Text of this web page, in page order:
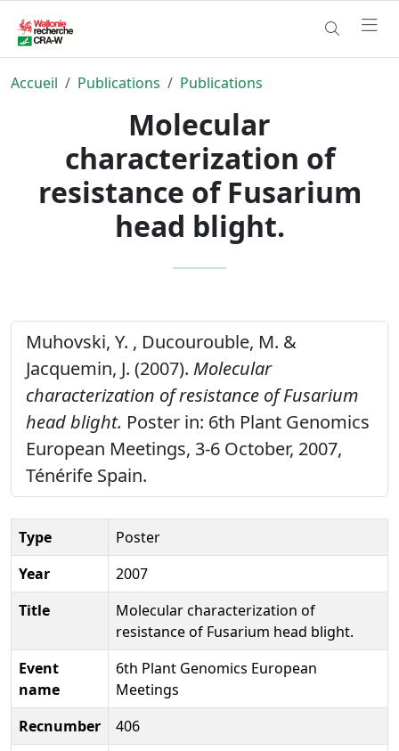
Accueil Publications Publications
Molecular
characterization of
resistance of Fusarium
head blight.
Muhovski, Y. , Ducourouble, M. &
Jacquemin, J. (2007). Molecular
characterization of resistance of Fusarium
head blight. Poster in: 6th Plant Genomics
European Meetings, 3-6 October, 2007,
Ténérife Spain.
Type
Poster
Year
2007
Title
Molecular characterization of
resistance of Fusarium head blight.
Event
name
6th Plant Genomics European
Meetings
Recnumber
406